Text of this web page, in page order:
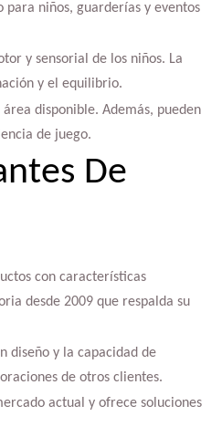
para niños, guarderías y eventos
y sensorial de los niños. La
y el equilibrio.
disponible. Además, pueden
de juego.
De
con características
desde 2009 que respalda su
diseño y la capacidad de
de otros clientes.
actual y ofrece soluciones